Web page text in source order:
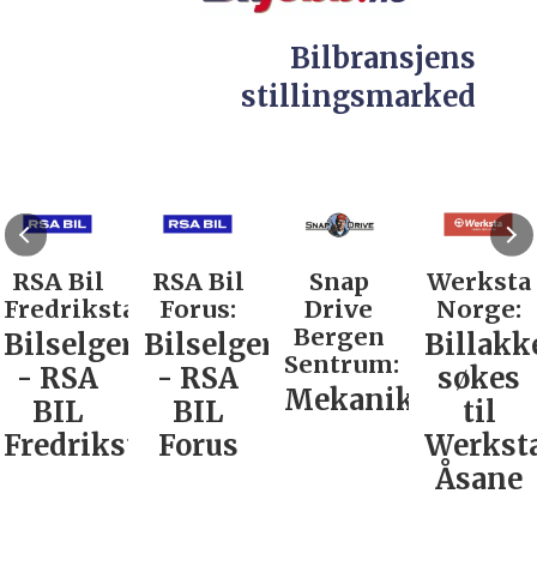
Bilbransjens
stillingsmarked
RSA Bil
Fredrikstad:
Bilselger
- RSA
BIL
Fredrikstad
RSA Bil
Forus:
Bilselger
- RSA
BIL
Forus
Snap
Drive
Bergen
Sentrum:
Mekaniker
Werksta
Norge:
søkes
til
Åsane